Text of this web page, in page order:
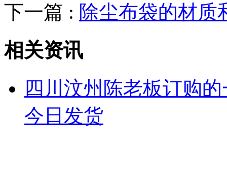
下一篇 : 除尘布袋的材质
相关资讯
四川汶州陈老板订购
今日发货